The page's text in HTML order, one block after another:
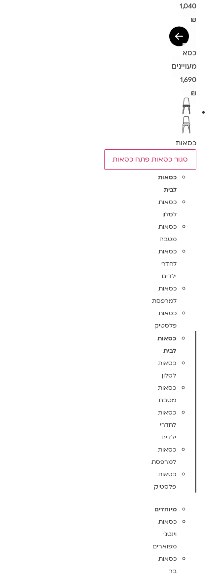
1,040
₪
כסא
מעויינים
1,690
₪
כסאות
סגור כסאות פתח כסאות
כסאות
לבית
כסאות
לסלון
כסאות
מטבח
כסאות
לחדרי
ילדים
כסאות
למרפסת
כסאות
פלסטיק
כסאות
לבית
כסאות
לסלון
כסאות
מטבח
כסאות
לחדרי
ילדים
כסאות
למרפסת
כסאות
פלסטיק
מיוחדים
כסאות
וינטג'
מפוארים
כסאות
בר